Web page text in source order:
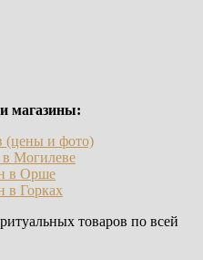
магазины:
(цены и фото)
в Могилеве
в Орше
в Горках
товаров по всей